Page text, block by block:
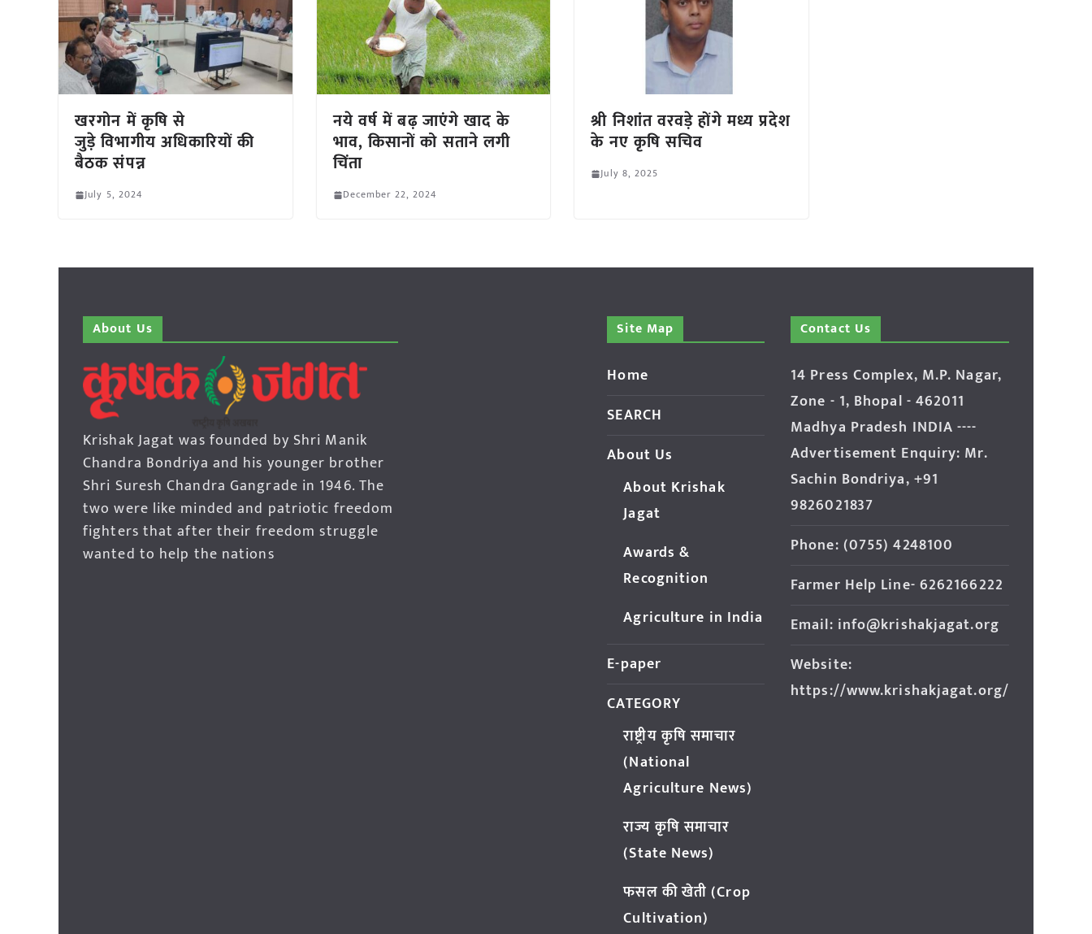
खरगोन में कृषि से
जुड़े विभागीय अधिकारियों की
बैठक संपन्न
July 5, 2024
नये वर्ष में बढ़ जाएंगे खाद के
भाव, किसानों को सताने लगी
चिंता
December 22, 2024
श्री निशांत वरवड़े होंगे मध्य प्रदेश
के नए कृषि सचिव
July 8, 2025
About Us
Krishak Jagat was founded by Shri Manik
Chandra Bondriya and his younger brother
Shri Suresh Chandra Gangrade in 1946. The
two were like minded and patriotic freedom
fighters that after their freedom struggle
wanted to help the nations
Site Map
Home
SEARCH
About Us
About Krishak
Jagat
Awards &
Recognition
Agriculture in India
E-paper
CATEGORY
राष्ट्रीय कृषि समाचार
(National
Agriculture News)
राज्य कृषि समाचार
(State News)
फसल की खेती (Crop
Cultivation)
Contact Us
14 Press Complex, M.P. Nagar,
Zone - 1, Bhopal - 462011
Madhya Pradesh INDIA ----
Advertisement Enquiry: Mr.
Sachin Bondriya, +91
9826021837
Phone: (0755) 4248100
Farmer Help Line- 6262166222
Email: info@krishakjagat.org
Website:
https://www.krishakjagat.org/